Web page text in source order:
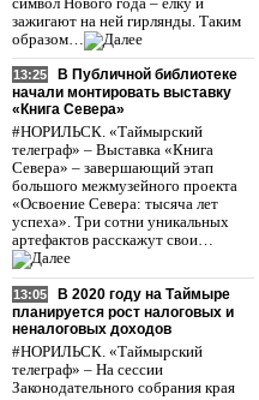
зажигают на ней гирлянды. Таким
образом…
13:25
В Публичной библиотеке
начали монтировать выставку
«Книга Севера»
#НОРИЛЬСК. «Таймырский
телеграф» – Выставка «Книга
Севера» – завершающий этап
большого межмузейного проекта
«Освоение Севера: тысяча лет
успеха». Три сотни уникальных
артефактов расскажут свои…
13:05
В 2020 году на Таймыре
планируется рост налоговых и
неналоговых доходов
#НОРИЛЬСК. «Таймырский
телеграф» – На сессии
Законодательного собрания края